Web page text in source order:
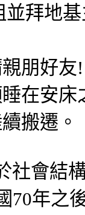
並拜地
朋好友!
在安
搬遷。
社會結
70年之